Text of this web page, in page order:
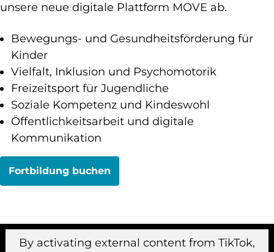
unsere neue digitale Plattform MOVE ab.
Bewegungs- und Gesundheitsförderung für
Kinder
Vielfalt, Inklusion und Psychomotorik
Freizeitsport für Jugendliche
Soziale Kompetenz und Kindeswohl
Öffentlichkeitsarbeit und digitale
Kommunikation
Fortbildung buchen
By activating external content from TikTok,